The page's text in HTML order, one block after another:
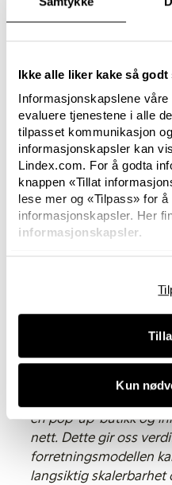
Ikke alle liker kake så
Informasjonskapslene
evaluere tjenestene i alle
tilpasset kommunikasjon
informasjonskapsler kan
Lindex.com. For å godta
knappen «Tillat
lese mer og «Tilpass» for
informasjonskapsler. Her
informasjonskapsler.
Kun
millioner registrerte
på at Lindex er en sterk
en fantastisk mulighet
kundekunnskapen vår
vårt basert på innsikt
våre», sier Susanne
I løpet av året har
skritt i omleggingen til
virksomhet. Lindex
sirkulære
utvikling av
viktige deler i
tilbudet vårt, med
markedet og lansert
Engineering og våre
Vi har også skalert
en pop-up-butikk og
nett. Dette gir oss
forretningsmodellen
langsiktig